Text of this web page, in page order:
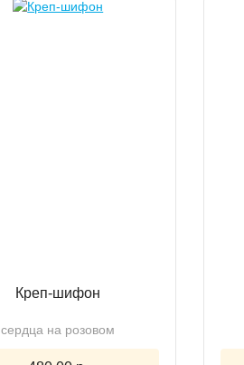
Креп-шифон
сердца на розовом